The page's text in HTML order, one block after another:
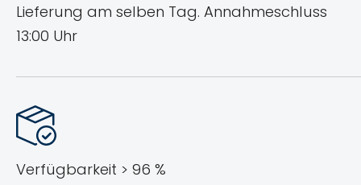
Lieferung am selben Tag. Annahmeschluss
13:00 Uhr
Verfügbarkeit > 96 %